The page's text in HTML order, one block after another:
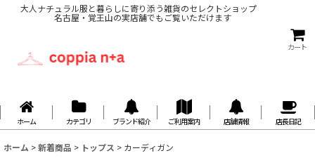
大人ナチュラル服と暮らしに寄り添う雑貨のセレクトショップ
名古屋・覚王山の実店舗でもご覧いただけます
カート
ホーム カテゴリ ブランド紹介 ご利用案内 店舗情報 店長日記
ホーム >新着商品 > トップス > カーディガン